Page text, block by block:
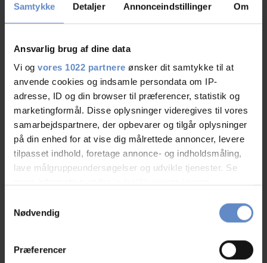
Samtykke Detaljer Annonceindstillinger Om
Ansvarlig brug af dine data
Vi og vores 1022 partnere ønsker dit samtykke til at
anvende cookies og indsamle persondata om IP-
adresse, ID og din browser til præferencer, statistik og
marketingformål. Disse oplysninger videregives til vores
samarbejdspartnere, der opbevarer og tilgår oplysninger
på din enhed for at vise dig målrettede annoncer, levere
tilpasset indhold, foretage annonce- og indholdsmåling,
lave målgruppeundersøgelser og udvikle tjenester. Se
tilbage eller ændre indstillinger fra vores
"Cookiedeklaration", eller ved at trykke på "Privacy
Nødvendig
Præferencer
02.Aug.2026
10,00 ud af 10
Carsten
30.Jul.2026
7,50 ud af 10
Venner, DK